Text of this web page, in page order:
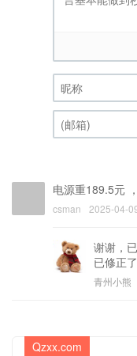
昵称 (必填)
电源重189.5元
csman 2025-04-
谢谢，
已修正
青州小熊
Qzxx.com